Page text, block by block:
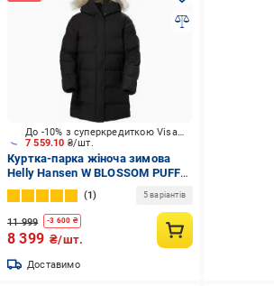
7 559.10 ₴/шт.
До -10% з суперкредиткою Visa Вигода
Куртка-парка жіноча зимова
Helly Hansen W BLOSSOM PUFFY
PARKA 53624_990 р.L чорна
1 5 варіантів
11 999 -3 600 ₴
8 399 ₴/шт.
Доставимо